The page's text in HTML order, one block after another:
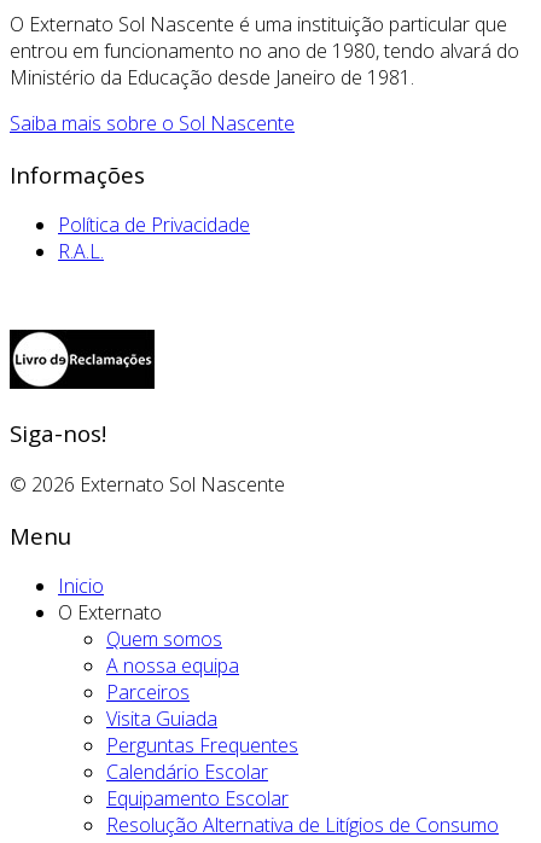
O Externato Sol Nascente é uma instituição particular que
entrou em funcionamento no ano de 1980, tendo alvará do
Ministério da Educação desde Janeiro de 1981.
Saiba mais sobre o Sol Nascente
Informações
Política de Privacidade
R.A.L.
Siga-nos!
© 2026 Externato Sol Nascente
Menu
Inicio
O Externato
Quem somos
A nossa equipa
Parceiros
Visita Guiada
Perguntas Frequentes
Calendário Escolar
Equipamento Escolar
Resolução Alternativa de Litígios de Consumo